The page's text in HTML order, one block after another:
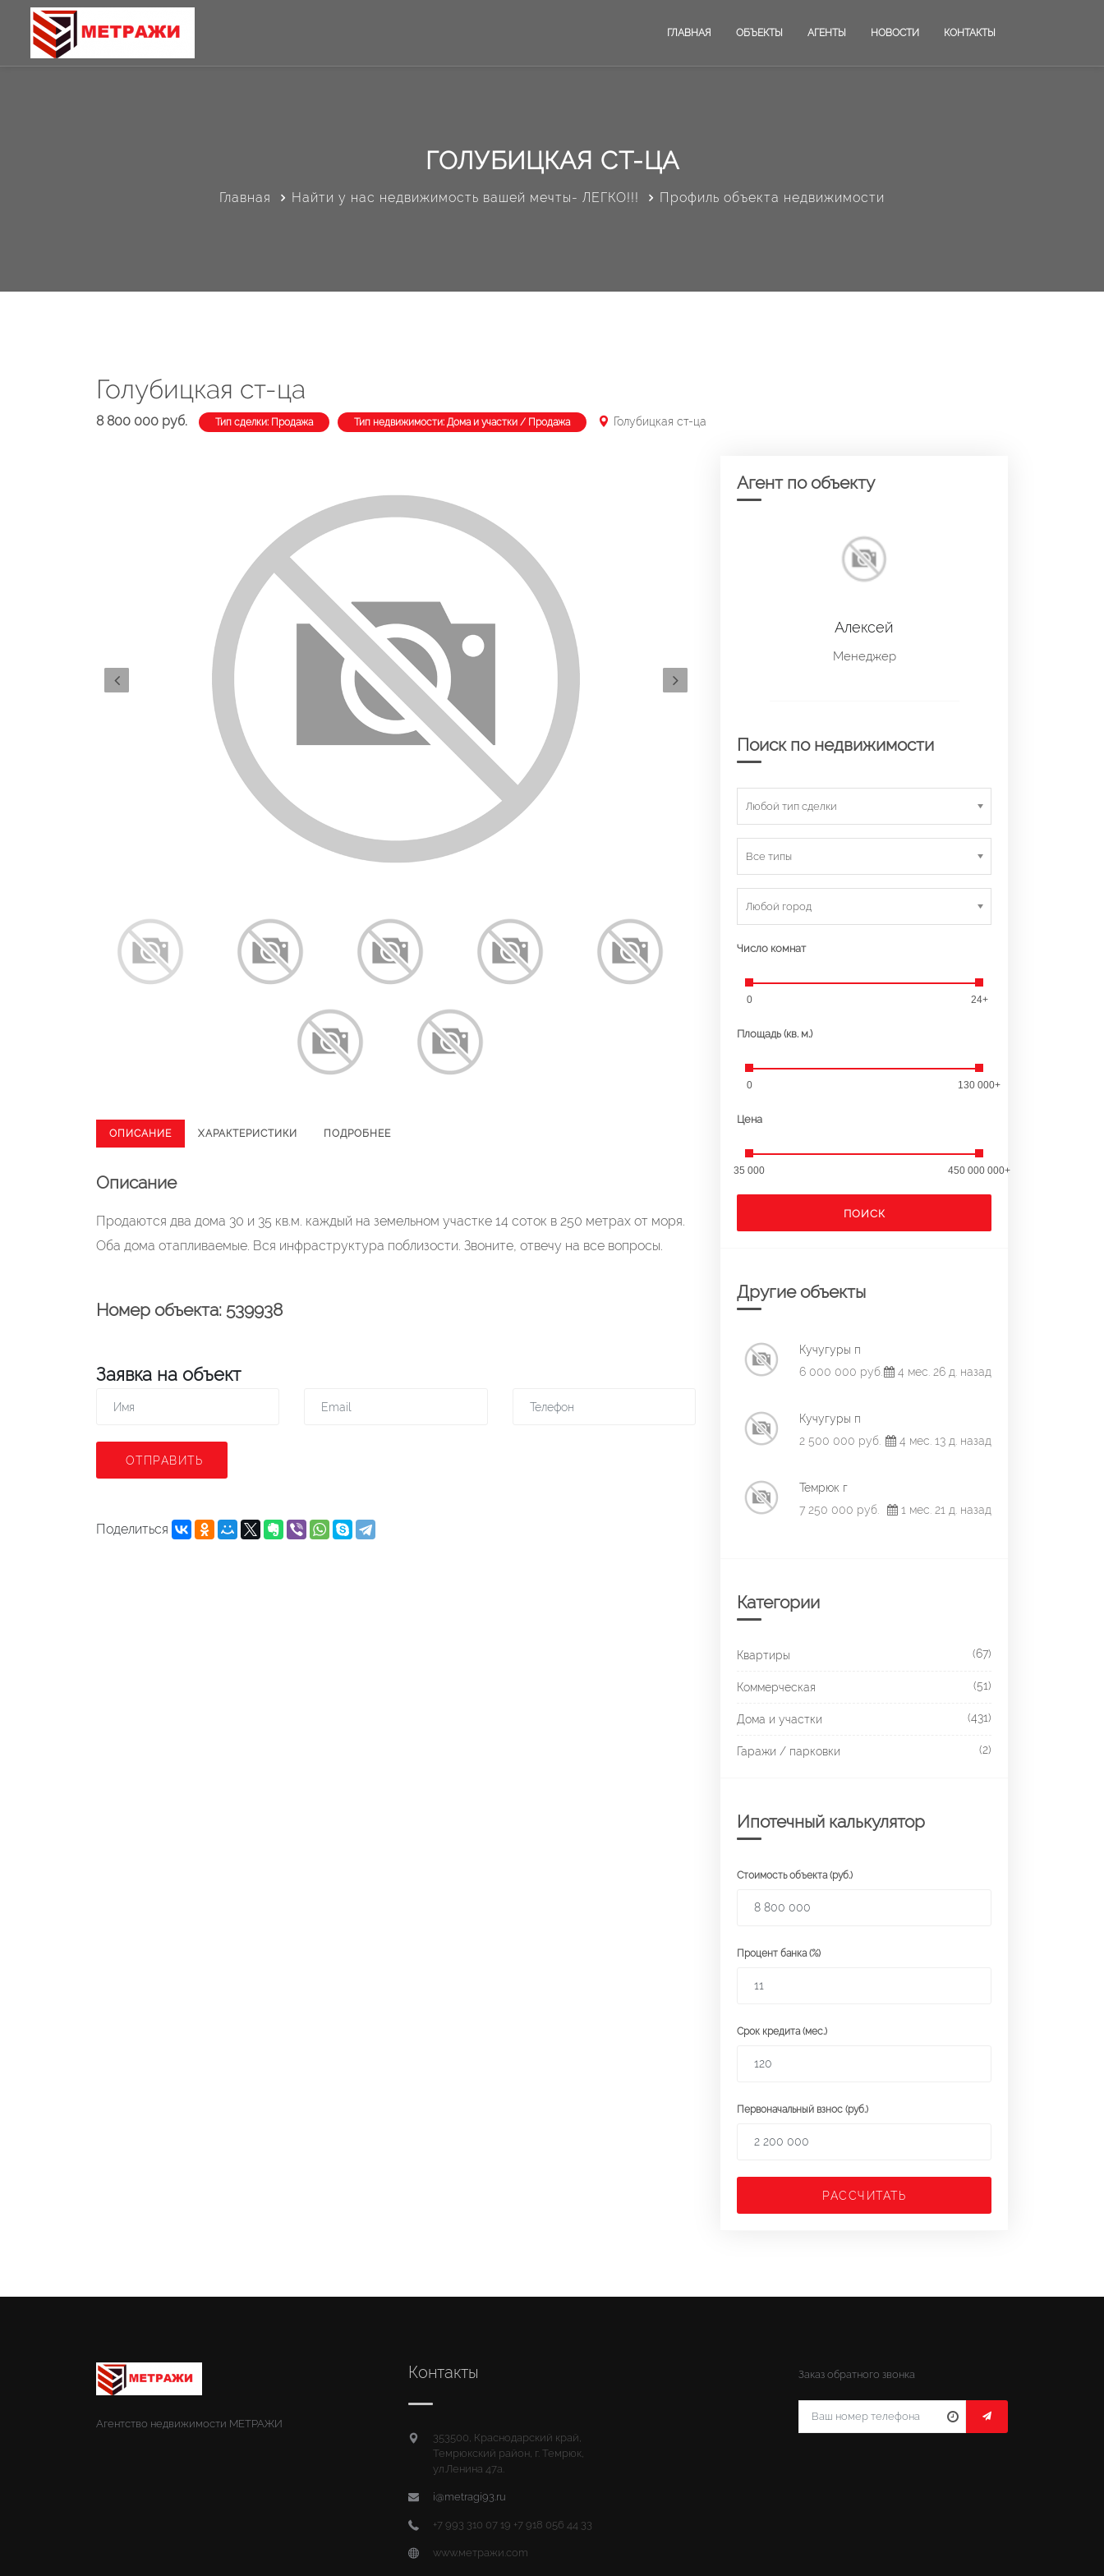
ГЛАВНАЯ ОБЪЕКТЫ АГЕНТЫ НОВОСТИ КОНТАКТЫ
ГОЛУБИЦКАЯ СТ-ЦА
Главная Найти у нас недвижимость вашей мечты- ЛЕГКО!!! Профиль объекта недвижимости
Голубицкая ст-ца
8 800 000 руб. Тип сделки: Продажа Тип недвижимости: Дома и участки / Продажа Голубицкая ст-ца
ОПИСАНИЕ ХАРАКТЕРИСТИКИ ПОДРОБНЕЕ
Описание
Продаются два дома 30 и 35 кв.м. каждый на земельном участке 14 соток в 250 метрах от моря.
Оба дома отапливаемые. Вся инфраструктура поблизости. Звоните, отвечу на все вопросы.
Номер объекта: 539938
Заявка на объект
ОТПРАВИТЬ
Поделиться
Агент по объекту
Алексей
Менеджер
Поиск по недвижимости
Любой тип сделки
Все типы
Любой город
Число комнат
0 24+
Площадь (кв. м.)
0 130 000+
Цена
35 000 450 000 000+
ПОИСК
Другие объекты
Кучугуры п
6 000 000 руб.
4 мес. 26 д. назад
Кучугуры п
2 500 000 руб.
4 мес. 13 д. назад
Темрюк г
7 250 000 руб.
1 мес. 21 д. назад
Категории
Квартиры (67)
Коммерческая (51)
Дома и участки (431)
Гаражи / парковки (2)
Ипотечный калькулятор
Стоимость объекта (руб.)
Процент банка (%)
Срок кредита (мес.)
Первоначальный взнос (руб.)
РАССЧИТАТЬ
Агентство недвижимости МЕТРАЖИ
Контакты
353500, Краснодарский край,
Темрюкский район, г. Темрюк,
ул.Ленина 47а.
i@metragi93.ru
+7 993 310 07 19 +7 918 056 44 33
www.метражи.com
Заказ обратного звонка